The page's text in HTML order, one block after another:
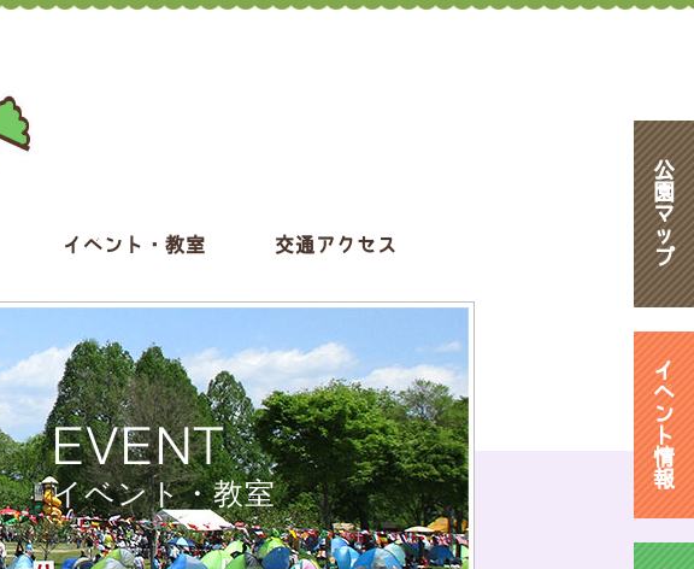
イベント・教室 交通アクセス
公
園
マ
ッ
プ
イ
ベ
ン
ト
情
報
EVENT
イベント・教室